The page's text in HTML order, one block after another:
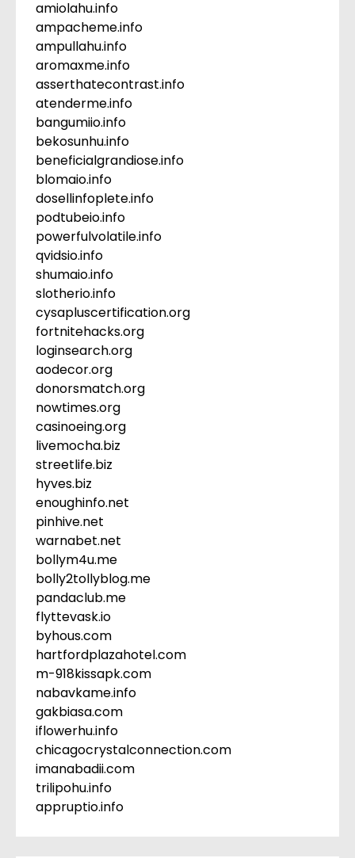
amiolahu.info
ampacheme.info
ampullahu.info
aromaxme.info
asserthatecontrast.info
atenderme.info
bangumiio.info
bekosunhu.info
beneficialgrandiose.info
blomaio.info
dosellinfoplete.info
podtubeio.info
powerfulvolatile.info
qvidsio.info
shumaio.info
slotherio.info
cysapluscertification.org
fortnitehacks.org
loginsearch.org
aodecor.org
donorsmatch.org
nowtimes.org
casinoeing.org
livemocha.biz
streetlife.biz
hyves.biz
enoughinfo.net
pinhive.net
warnabet.net
bollym4u.me
bolly2tollyblog.me
pandaclub.me
flyttevask.io
byhous.com
hartfordplazahotel.com
m-918kissapk.com
nabavkame.info
gakbiasa.com
iflowerhu.info
chicagocrystalconnection.com
imanabadii.com
trilipohu.info
appruptio.info